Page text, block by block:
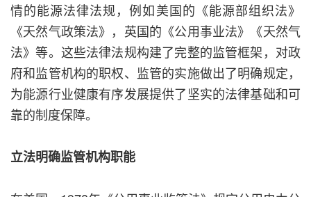
情的能源法律法规，例如美国的《能源部组织法》
《天然气政策法》，英国的《公用事业法》《天然气
法》等。这些法律法规构建了完整的监管框架，对政
府和监管机构的职权、监管的实施做出了明确规定，
为能源行业健康有序发展提供了坚实的法律基础和可
靠的制度保障。
立法明确监管机构职能